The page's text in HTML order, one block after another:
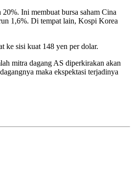
Ini membuat bursa saham Cina
1,6%. Di tempat lain, Kospi Korea
ke sisi kuat 148 yen per dolar.
mitra dagang AS diperkirakan akan
maka ekspektasi terjadinya